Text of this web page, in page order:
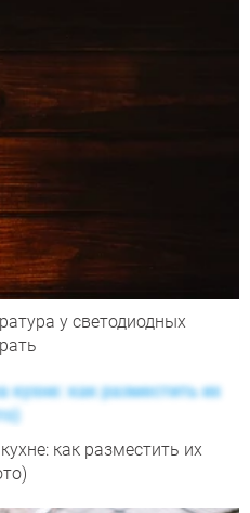
у светодиодных
как разместить их